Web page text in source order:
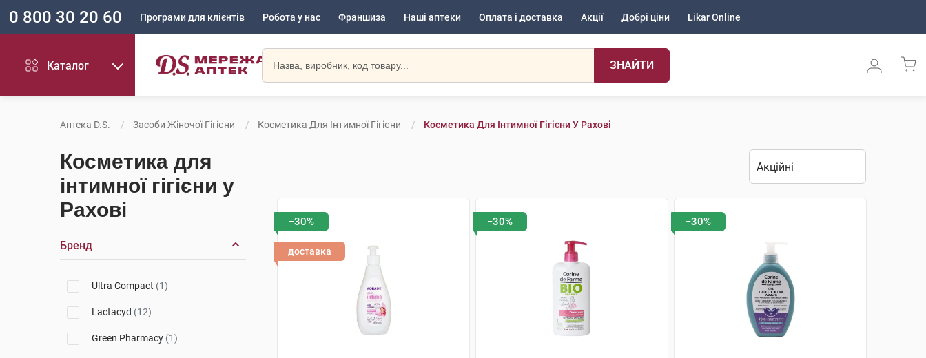
0 800 30 20 60 Програми для клієнтів Робота у нас Франшиза Наші аптеки Оплата і доставка Акції Добрі ціни Likar Online
Каталог ЗНАЙТИ
Аптека D.S. Засоби Жіночої Гігієни Косметика Для Інтимної Гігієни Косметика Для Інтимної Гігієни У Рахові
Косметика для
інтимної гігієни у
Рахові
Бренд
Ultra Compact (1)
Lactacyd (12)
Green Pharmacy (1)
−30%
доставка
−30% −30%